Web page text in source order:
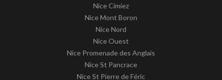
Nice Cimiez
Nice Mont Boron
Nice Nord
Nice Ouest
Nice Promenade des Anglais
Nice St Pancrace
Nice St Pierre de Féric